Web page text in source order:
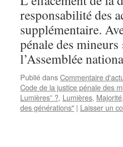
responsabilité des
supplémentaire.
pénale des
l’Assemblée
Publié dansCommentaire
Code de la justice pénale des
Lumières” ?, Lumières, Majorité,
des générations" | Laisser un